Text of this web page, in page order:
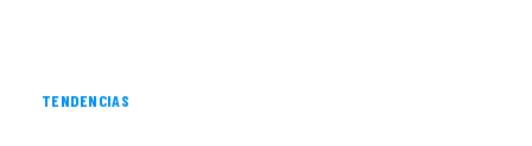
TENDENCIAS